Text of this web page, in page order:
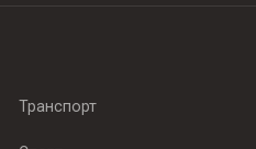
Транспорт